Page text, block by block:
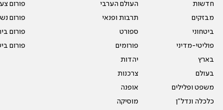
חדשות
מבזקים
ביטחוני
פוליטי-מדיני
בארץ
בעולם
משפט ופלילים
כלכלה ונדל"ן
העולם הערבי
תרבות ופנאי
ספורט
פורומים
יהדות
צרכנות
אופנה
מוסיקה
פורום
פורום
פורום
פורום